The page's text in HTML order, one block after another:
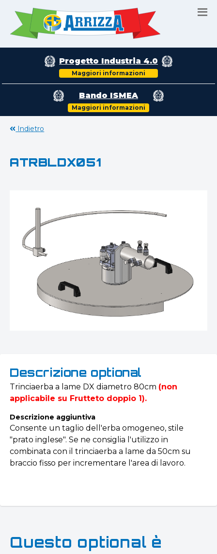
Progetto Industria 4.0
Maggiori informazioni
Bando ISMEA
Maggiori informazioni
Indietro
ATRBLDX051
Descrizione optional
Trinciaerba a lame DX diametro 80cm (non
applicabile su Frutteto doppio 1).
Descrizione aggiuntiva
Consente un taglio dell'erba omogeneo, stile
"prato inglese". Se ne consiglia l'utilizzo in
combinata con il trinciaerba a lame da 50cm su
braccio fisso per incrementare l'area di lavoro.
Questo optional è